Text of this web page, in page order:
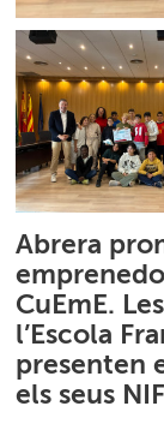
Abrera
CuEmE.
l’Escola
presenten
els seus NIF